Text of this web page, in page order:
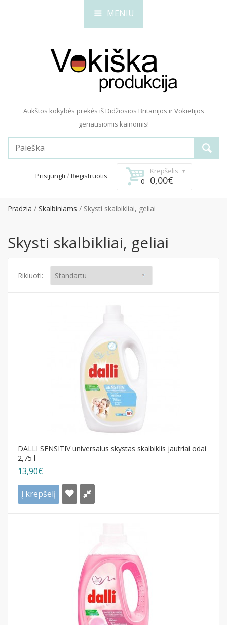
MENIU
Aukštos kokybės prekės iš Didžiosios Britanijos ir Vokietijos
geriausiomis kainomis!
Prisijungti /Registruotis
Krepšelis
0
0,00€
Pradzia Skalbiniams Skysti skalbikliai, geliai
Skysti skalbikliai, geliai
Rikiuoti:
DALLI SENSITIV universalus skystas skalbiklis jautriai odai
2,75 l
13,90€
Į krepšelį